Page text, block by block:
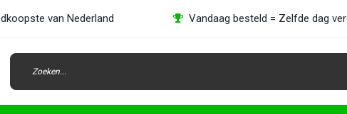
van Nederland Vandaag besteld = Zelfde dag